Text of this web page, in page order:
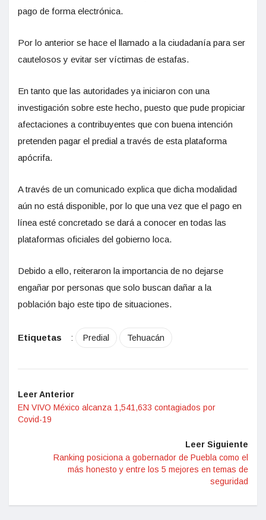
pago de forma electrónica.
Por lo anterior se hace el llamado a la ciudadanía para ser
cautelosos y evitar ser víctimas de estafas.
En tanto que las autoridades ya iniciaron con una
investigación sobre este hecho, puesto que pude propiciar
afectaciones a contribuyentes que con buena intención
pretenden pagar el predial a través de esta plataforma
apócrifa.
A través de un comunicado explica que dicha modalidad
aún no está disponible, por lo que una vez que el pago en
línea esté concretado se dará a conocer en todas las
plataformas oficiales del gobierno loca.
Debido a ello, reiteraron la importancia de no dejarse
engañar por personas que solo buscan dañar a la
población bajo este tipo de situaciones.
Etiquetas : Predial Tehuacán
Leer Anterior
EN VIVO México alcanza 1,541,633 contagiados por
Covid-19
Leer Siguiente
Ranking posiciona a gobernador de Puebla como el
más honesto y entre los 5 mejores en temas de
seguridad